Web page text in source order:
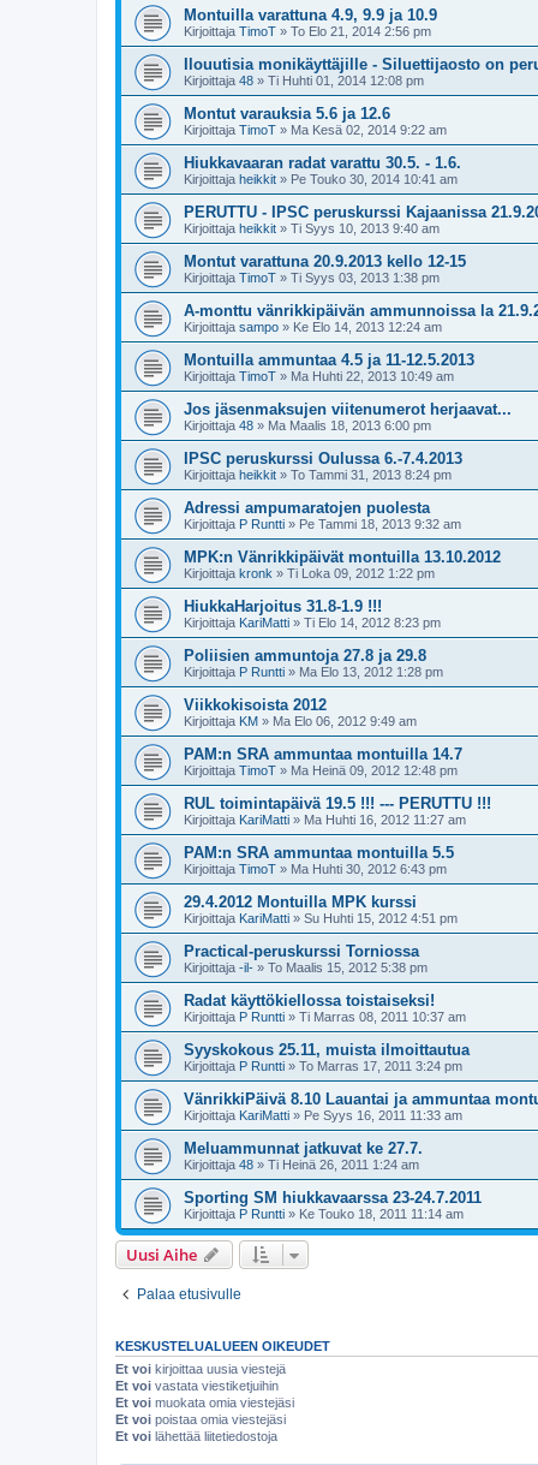
Montuilla varattuna 4.9, 9.9 ja 10.9
Kirjoittaja TimoT » To Elo 21, 2014 2:56 pm
Ilouutisia monikäyttäjille - Siluettijaosto on
Kirjoittaja 48 » Ti Huhti 01, 2014 12:08 pm
Montut varauksia 5.6 ja 12.6
Kirjoittaja TimoT » Ma Kesä 02, 2014 9:22 am
Hiukkavaaran radat varattu 30.5. - 1.6.
Kirjoittaja heikkit » Pe Touko 30, 2014 10:41 am
PERUTTU - IPSC peruskurssi Kajaanissa
Kirjoittaja heikkit » Ti Syys 10, 2013 9:40 am
Montut varattuna 20.9.2013 kello 12-15
Kirjoittaja TimoT » Ti Syys 03, 2013 1:38 pm
A-monttu vänrikkipäivän ammunnoissa la
Kirjoittaja sampo » Ke Elo 14, 2013 12:24 am
Montuilla ammuntaa 4.5 ja 11-12.5.2013
Kirjoittaja TimoT » Ma Huhti 22, 2013 10:49 am
Jos jäsenmaksujen viitenumerot herjaavat...
Kirjoittaja 48 » Ma Maalis 18, 2013 6:00 pm
IPSC peruskurssi Oulussa 6.-7.4.2013
Kirjoittaja heikkit » To Tammi 31, 2013 8:24 pm
Adressi ampumaratojen puolesta
Kirjoittaja P Runtti » Pe Tammi 18, 2013 9:32 am
MPK:n Vänrikkipäivät montuilla 13.10.2012
Kirjoittaja kronk » Ti Loka 09, 2012 1:22 pm
HiukkaHarjoitus 31.8-1.9 !!!
Kirjoittaja KariMatti » Ti Elo 14, 2012 8:23 pm
Poliisien ammuntoja 27.8 ja 29.8
Kirjoittaja P Runtti » Ma Elo 13, 2012 1:28 pm
Viikkokisoista 2012
Kirjoittaja KM » Ma Elo 06, 2012 9:49 am
PAM:n SRA ammuntaa montuilla 14.7
Kirjoittaja TimoT » Ma Heinä 09, 2012 12:48 pm
RUL toimintapäivä 19.5 !!! --- PERUTTU !!!
Kirjoittaja KariMatti » Ma Huhti 16, 2012 11:27 am
PAM:n SRA ammuntaa montuilla 5.5
Kirjoittaja TimoT » Ma Huhti 30, 2012 6:43 pm
29.4.2012 Montuilla MPK kurssi
Kirjoittaja KariMatti » Su Huhti 15, 2012 4:51 pm
Practical-peruskurssi Torniossa
Kirjoittaja -il- » To Maalis 15, 2012 5:38 pm
Radat käyttökiellossa toistaiseksi!
Kirjoittaja P Runtti » Ti Marras 08, 2011 10:37 am
Syyskokous 25.11, muista ilmoittautua
Kirjoittaja P Runtti » To Marras 17, 2011 3:24 pm
VänrikkiPäivä 8.10 Lauantai ja ammuntaa
Kirjoittaja KariMatti » Pe Syys 16, 2011 11:33 am
Meluammunnat jatkuvat ke 27.7.
Kirjoittaja 48 » Ti Heinä 26, 2011 1:24 am
Sporting SM hiukkavaarssa 23-24.7.2011
Kirjoittaja P Runtti » Ke Touko 18, 2011 11:14 am
Uusi Aihe
Palaa etusivulle
KESKUSTELUALUEEN OIKEUDET
Et voi kirjoittaa uusia viestejä
Et voi vastata viestiketjuihin
Et voi muokata omia viestejäsi
Et voi poistaa omia viestejäsi
Et voi lähettää liitetiedostoja